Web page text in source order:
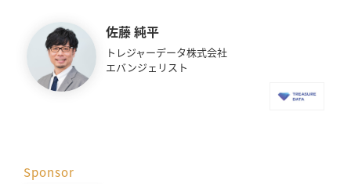
佐藤 純平
トレジャーデータ株式会社
エバンジェリスト
Sponsor